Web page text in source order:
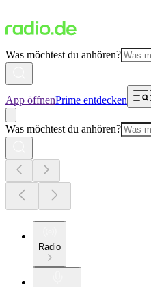
Was möchtest du anhören?
App öffnenPrime entdecken
Was möchtest du anhören?
Radio